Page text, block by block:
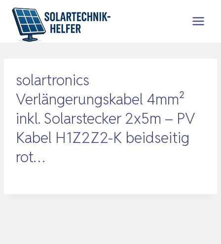
Zum
Inhalt
springen
solartronics
Verlängerungskabel 4mm²
inkl. Solarstecker 2x5m – PV
Kabel H1Z2Z2-K beidseitig
rot…